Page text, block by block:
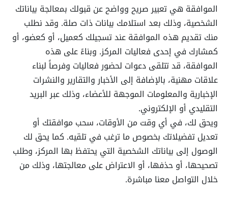
الموافقة هي تعبير صريح وواضح عن قبولك بمعالجة بياناتك
الشخصية، وذلك بعد استلامك بيانات ذات صلة. وقد نطلب
منك تقديم هذه الموافقة عند تسجيلك كعميل، أو كعضو، أو
كمشارك في إحدى فعاليات المركز. وبناءً على هذه
الموافقة، قد تتلقى دعوات لحضور فعاليات وفرصاً لبناء
علاقات مهنية، بالإضافة إلى الأخبار والتقارير والنشرات
الإخبارية والمعلومات الموجهة للأعضاء، وذلك عبر البريد
التقليدي أو الإلكتروني.
ويحق لك، في أي وقت من الأوقات، سحب موافقتك أو
تعديل تفضيلاتك بخصوص ما ترغب في تلقيه. كما يحق لك
الوصول إلى بياناتك الشخصية التي يحتفظ بها المركز، وطلب
تصحيحها، أو حذفها، أو الاعتراض على معالجتها، وذلك من
خلال التواصل معنا مباشرة.